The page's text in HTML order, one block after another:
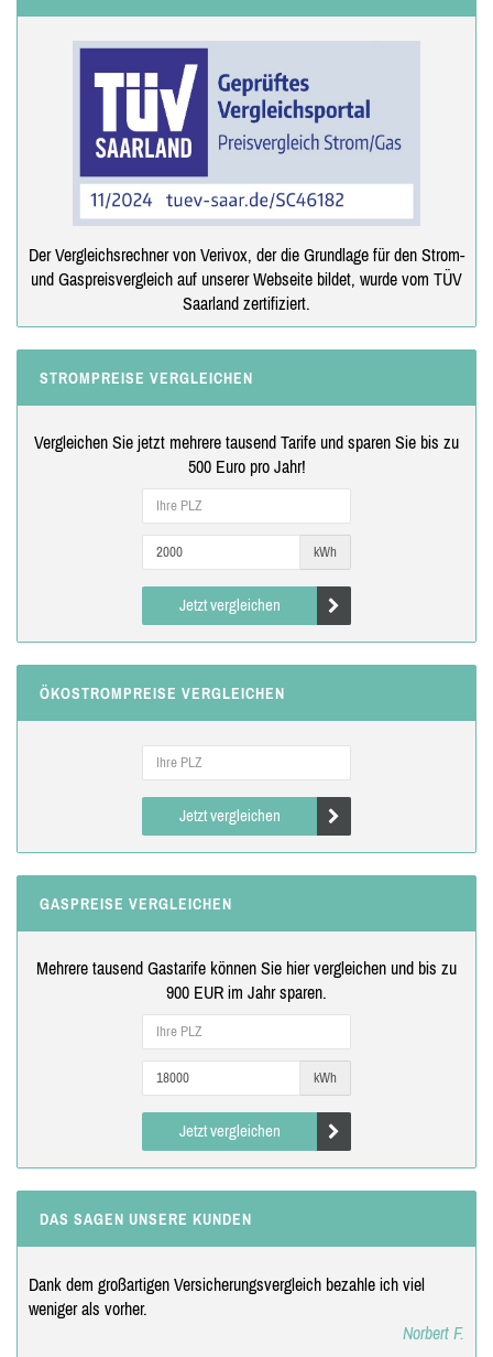
Der Vergleichsrechner von Verivox, der die Grundlage für den Strom-
und Gaspreisvergleich auf unserer Webseite bildet, wurde vom TÜV
Saarland zertifiziert.
STROMPREISE VERGLEICHEN
Vergleichen Sie jetzt mehrere tausend Tarife und sparen Sie bis zu
500 Euro pro Jahr!
kWh
Jetzt vergleichen
ÖKOSTROMPREISE VERGLEICHEN
Jetzt vergleichen
GASPREISE VERGLEICHEN
Mehrere tausend Gastarife können Sie hier vergleichen und bis zu
900 EUR im Jahr sparen.
kWh
Jetzt vergleichen
DAS SAGEN UNSERE KUNDEN
Dank dem großartigen Versicherungsvergleich bezahle ich viel
weniger als vorher.
Norbert F.